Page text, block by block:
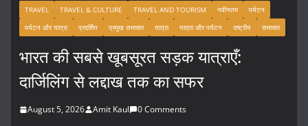
TRAVEL TRAVEL & CULTURE TRAVEL AND TOURISM नवीनतम
पर्यटन
पर्यटन और यात्रा
प्रदर्शित प्रमुख समाचार यात्रा यात्रा और पर्यटन राष्ट्रीय समाचार
भारत की सबसे खूबसूरत सड़क यात्राएँ:
दार्जिलिंग से लद्दाख तक का सफर
August 5, 2026 Amit Kaul 0 Comments